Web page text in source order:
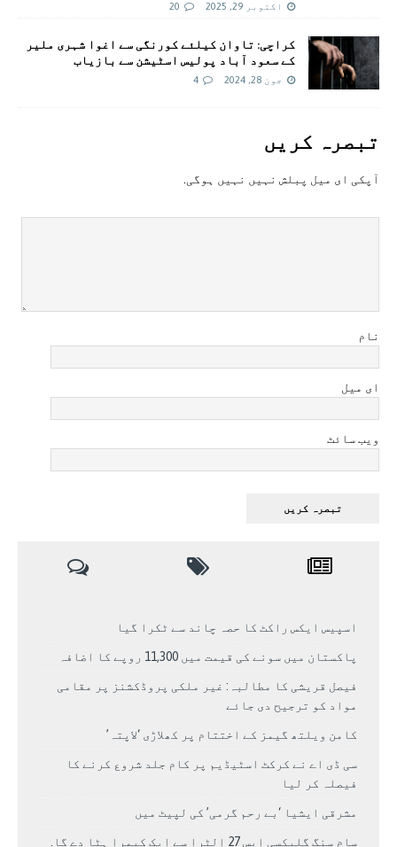
اکتوبر 29, 2025 20
کراچی: تاوان کیلئے کورنگی سے اغوا شہری ملیر
کے سعود آباد پولیس اسٹیشن سے بازیاب
جون 28, 2024 4
تبصرہ کريں
آپکی ای ميل پبلش نہيں نہيں ہوگی.
نام
ای میل
ویب سائٹ
اسپیس ایکس راکٹ کا حصہ چاند سے ٹکرا گیا
پاکستان میں سونے کی قیمت میں 11,300 روپے کا اضافہ
فیصل قریشی کا مطالبہ: غیر ملکی پروڈکشنز پر مقامی
مواد کو ترجیح دی جائے
کامن ویلتھ گیمز کے اختتام پر کھلاڑی ‘لاپتہ’
سی ڈی اے نے کرکٹ اسٹیڈیم پر کام جلد شروع کرنے کا
فیصلہ کر لیا
مشرقی ایشیا ‘بے رحم گرمی’ کی لپیٹ میں
سام سنگ گلیکسی ایس 27 الٹرا سے ایک کیمرا ہٹا دے گا.